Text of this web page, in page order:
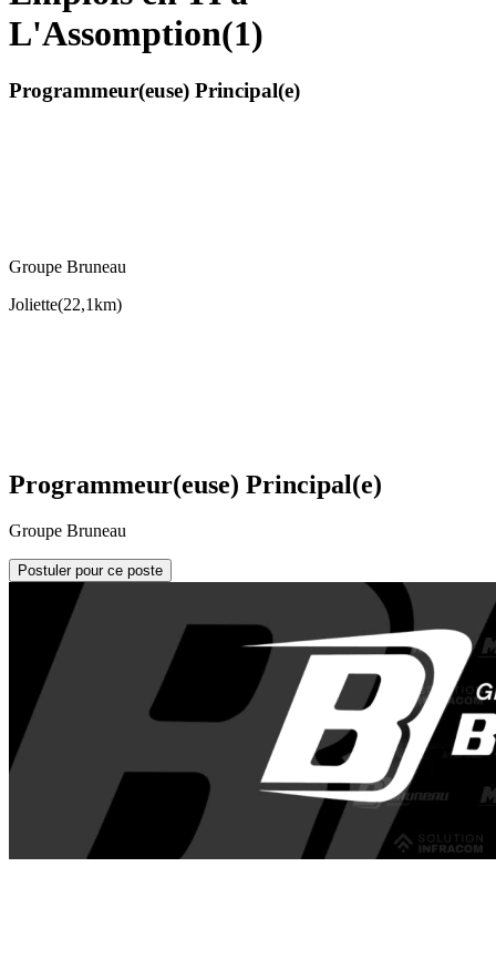
L'Assomption(1)
Programmeur(euse) Principal(e)
Groupe Bruneau
Joliette(22,1km)
Programmeur(euse) Principal(e)
Groupe Bruneau
Postuler pour ce poste